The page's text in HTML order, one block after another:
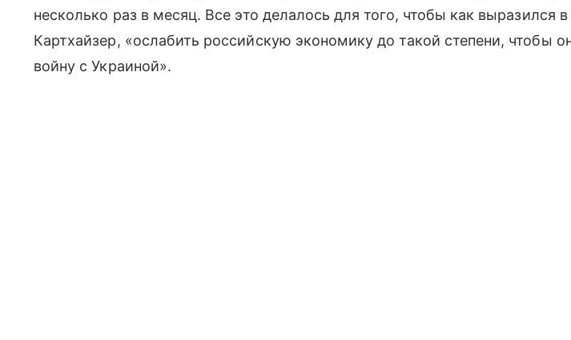
несколько раз в месяц. Все это делалось для того, чтобы как выразился
Картхайзер, «ослабить российскую экономику до такой степени, чтобы
войну с Украиной».